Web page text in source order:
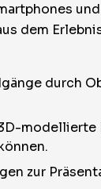
dem
durch
modellierte
zur